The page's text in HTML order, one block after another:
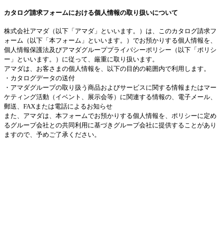
カタログ請求フォームにおける個人情報の取り扱いについて
株式会社アマダ（以下「アマダ」といいます。）は、このカタログ請求フ
ォーム（以下「本フォーム」といいます。）でお預かりする個人情報を、
個人情報保護法及びアマダグループプライバシーポリシー（以下「ポリシ
ー」といいます。）に従って、厳重に取り扱います。
アマダは、お客さまの個人情報を、以下の目的の範囲内で利用します。
・カタログデータの送付
・アマダグループの取り扱う商品およびサービスに関する情報またはマー
ケティング活動（イベント、展示会等）に関連する情報の、電子メール、
郵送、FAXまたは電話によるお知らせ
また、アマダは、本フォームでお預かりする個人情報を、ポリシーに定め
るグループ会社との共同利用に基づきグループ会社に提供することがあり
ますので、予めご了承ください。